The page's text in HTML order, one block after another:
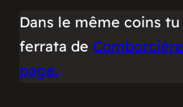
Dans le même coins
ferrata de
page.